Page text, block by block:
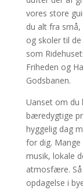
vores store
du alt fra
og skoler til
som
Friheden og
Godsbanen.
Uanset om du
bæredygtige
hyggelig dag
for dig.
musik, lokale
atmosfære.
opdagelse i